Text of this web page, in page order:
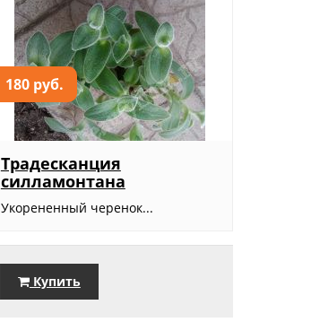
180 руб.
Традесканция
силламонтана
Укорененный черенок...
Купить